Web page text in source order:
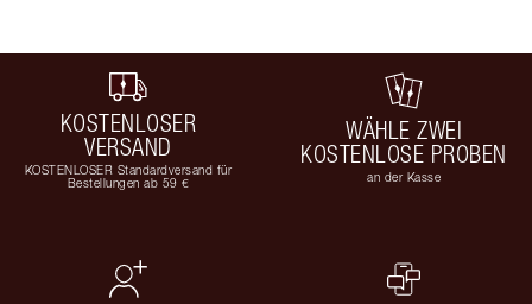
KOSTENLOSER
VERSAND
KOSTENLOSER Standardversand für
Bestellungen ab 59 €
WÄHLE ZWEI
KOSTENLOSE PROBEN
an der Kasse